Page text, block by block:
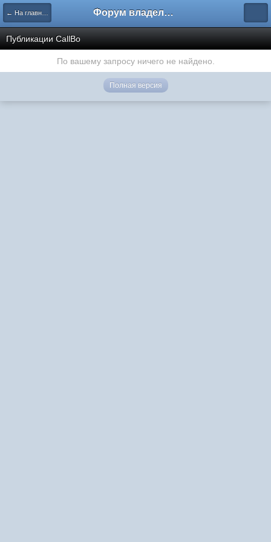
← На главную Форум владельцев интернет-магазинов
Публикации CallBo
По вашему запросу ничего не найдено.
Полная версия